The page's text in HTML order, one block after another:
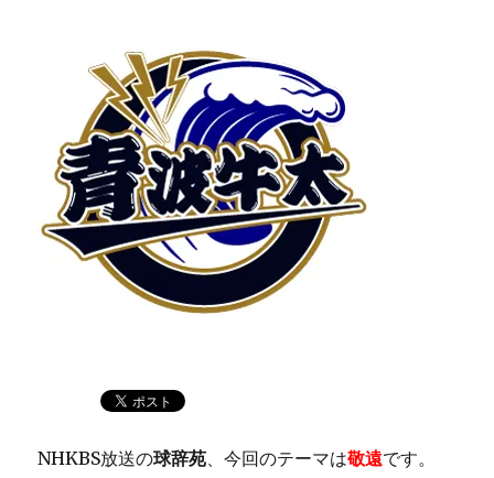
NHKBS放送の球辞苑、今回のテーマは敬遠です。